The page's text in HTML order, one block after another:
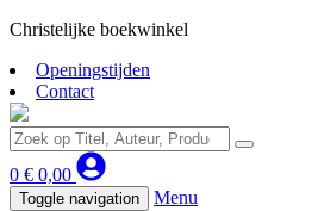
Christelijke boekwinkel
Openingstijden
Contact
0 € 0,00
Toggle navigation Menu